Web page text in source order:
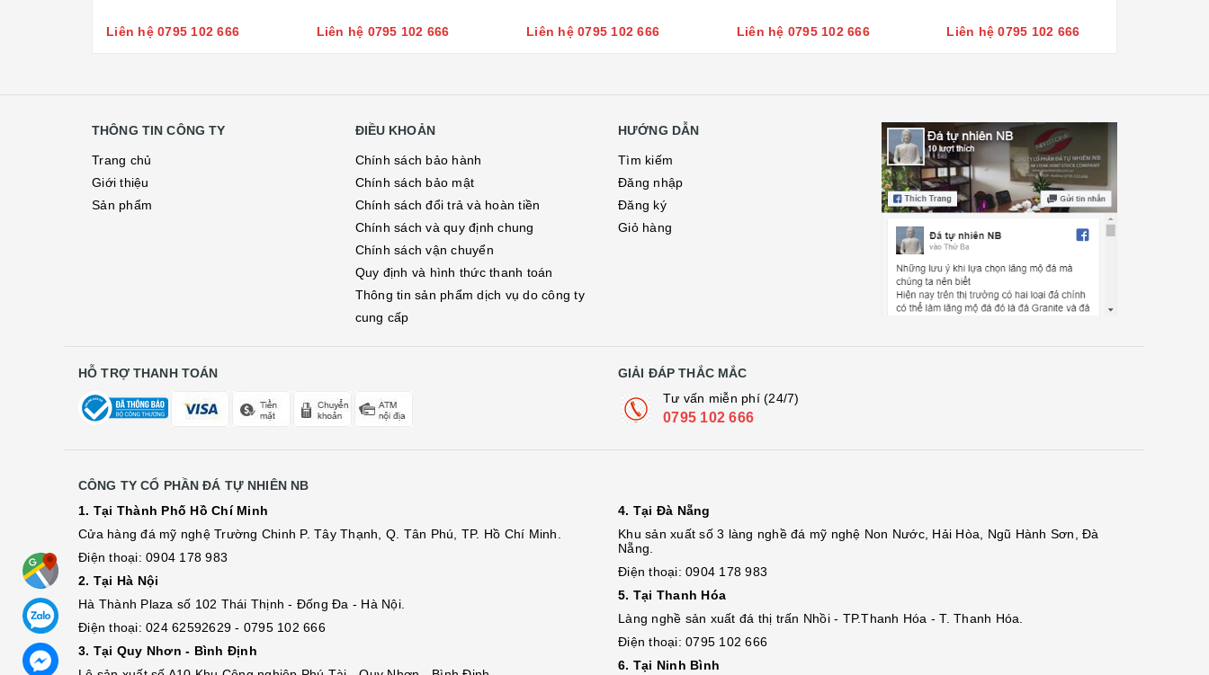
Liên hệ 0795 102 666 Liên hệ 0795 102 666 Liên hệ 0795 102 666 Liên hệ 0795 102 666 Liên hệ 0795 102 666
THÔNG TIN CÔNG TY
Trang chủ
Giới thiệu
Sản phẩm
ĐIỀU KHOẢN
Chính sách bảo hành
Chính sách bảo mật
Chính sách đổi trả và hoàn tiền
Chính sách và quy định chung
Chính sách vận chuyển
Quy định và hình thức thanh toán
Thông tin sản phẩm dịch vụ do công ty
cung cấp
HƯỚNG DẪN
Tìm kiếm
Đăng nhập
Đăng ký
Giỏ hàng
HỖ TRỢ THANH TOÁN
GIẢI ĐÁP THẮC MẮC
Tư vấn miễn phí (24/7)
0795 102 666
CÔNG TY CỔ PHẦN ĐÁ TỰ NHIÊN NB
1. Tại Thành Phố Hồ Chí Minh
Cửa hàng đá mỹ nghệ Trường Chinh P. Tây Thạnh, Q. Tân Phú, TP. Hồ Chí Minh.
Điện thoại: 0904 178 983
2. Tại Hà Nội
Hà Thành Plaza số 102 Thái Thịnh - Đống Đa - Hà Nội.
Điện thoại: 024 62592629 - 0795 102 666
3. Tại Quy Nhơn - Bình Định
4. Tại Đà Nẵng
Khu sản xuất số 3 làng nghề đá mỹ nghệ Non Nước, Hải Hòa, Ngũ Hành Sơn, Đà
Nẵng.
Điện thoại: 0904 178 983
5. Tại Thanh Hóa
Làng nghề sản xuất đá thị trấn Nhồi - TP.Thanh Hóa - T. Thanh Hóa.
Điện thoại: 0795 102 666
6. Tại Ninh Bình